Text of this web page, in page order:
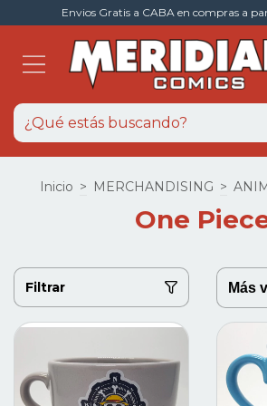
Envios Gratis a CABA en compras a
Inicio > MERCHANDISING >
One
Filtrar